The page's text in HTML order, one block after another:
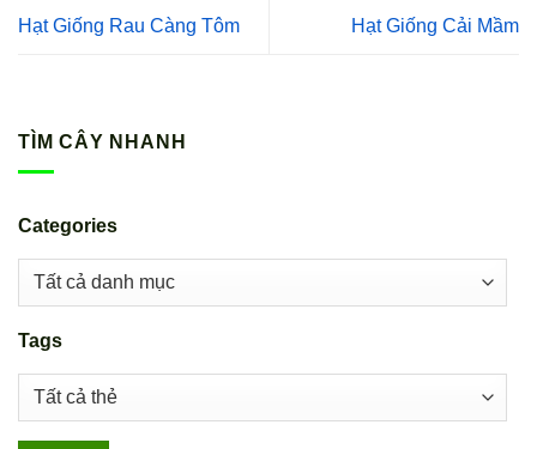
Hạt Giống Rau Càng Tôm Hạt Giống Cải Mầm
TÌM CÂY NHANH
Categories
Tags